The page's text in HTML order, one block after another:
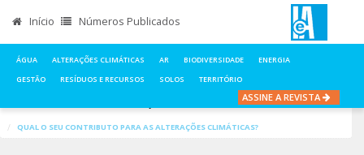
Início Números Publicados
ÁGUA ALTERAÇÕES CLIMÁTICAS AR BIODIVERSIDADE
ENERGIA
GESTÃO
RESÍDUOS E RECURSOS SOLOS TERRITÓRIO
ASSINE A REVISTA
QUAL O SEU CONTRIBUTO PARA AS ALTERAÇÕES CLIMÁTICAS?